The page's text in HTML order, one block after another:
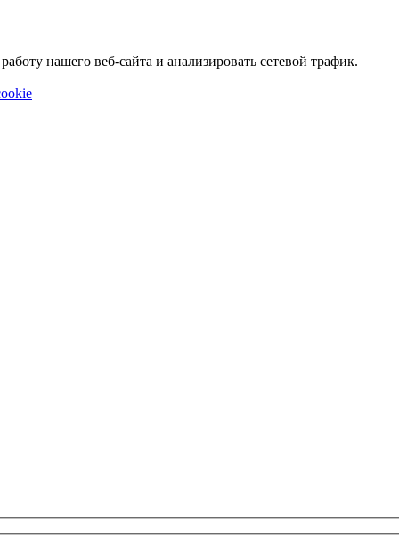
нашего веб-сайта и анализировать сетевой трафик.